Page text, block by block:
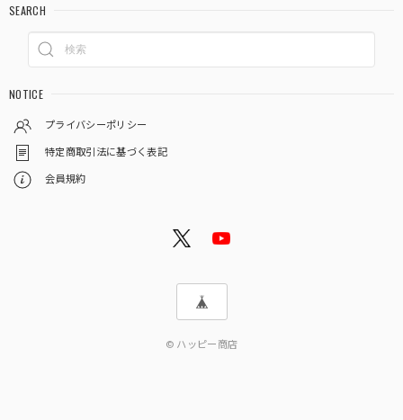
SEARCH
NOTICE
プライバシーポリシー
特定商取引法に基づく表記
会員規約
© ハッピー商店